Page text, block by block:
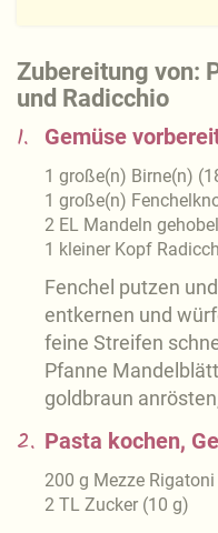
Zubereitung von:
und Radicchio
1. Gemüse
1 große(n) Birne(n) (
1 große(n)
2 EL Mandeln
1 kleiner Kopf
Fenchel putzen
entkernen und
feine Streifen
Pfanne
goldbraun
2. Pasta kochen,
200 g Mezze Rigatoni
2 TL Zucker (10 g)